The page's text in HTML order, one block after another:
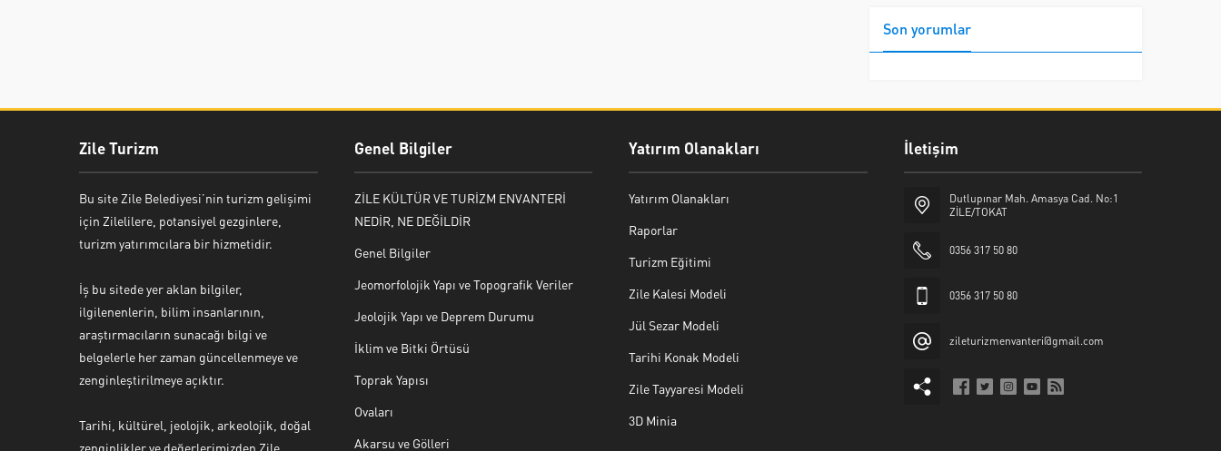
Son yorumlar
Zile Turizm
Bu site Zile Belediyesi’nin turizm gelişimi
için Zilelilere, potansiyel gezginlere,
turizm yatırımcılara bir hizmetidir.
İş bu sitede yer aklan bilgiler,
ilgilenenlerin, bilim insanlarının,
araştırmacıların sunacağı bilgi ve
belgelerle her zaman güncellenmeye ve
zenginleştirilmeye açıktır.
Tarihi, kültürel, jeolojik, arkeolojik, doğal
zenginlikler ve değerlerimizden Zile
Genel Bilgiler
ZİLE KÜLTÜR VE TURİZM ENVANTERİ
NEDİR, NE DEĞİLDİR
Genel Bilgiler
Jeomorfolojik Yapı ve Topografik Veriler
Jeolojik Yapı ve Deprem Durumu
İklim ve Bitki Örtüsü
Toprak Yapısı
Ovaları
Akarsu ve Gölleri
Yatırım Olanakları
Yatırım Olanakları
Raporlar
Turizm Eğitimi
Zile Kalesi Modeli
Jül Sezar Modeli
Tarihi Konak Modeli
Zile Tayyaresi Modeli
3D Minia
İletişim
Dutlupınar Mah. Amasya Cad. No:1
ZİLE/TOKAT
0356 317 50 80
0356 317 50 80
zileturizmenvanteri@gmail.com